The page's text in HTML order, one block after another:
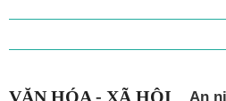
VĂN HÓA - XÃ HỘI An